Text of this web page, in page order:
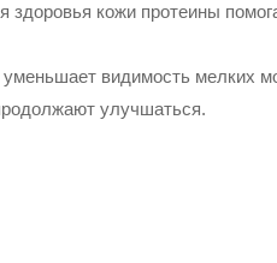
кожи протеины
уменьшает видимость мелких
улучшаться.